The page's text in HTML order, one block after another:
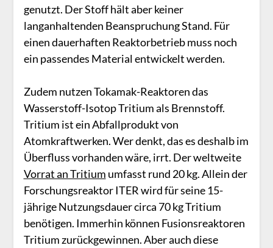
genutzt. Der Stoff hält aber keiner
langanhaltenden Beanspruchung Stand. Für
einen dauerhaften Reaktorbetrieb muss noch
ein passendes Material entwickelt werden.
Zudem nutzen Tokamak-Reaktoren das
Wasserstoff-Isotop Tritium als Brennstoff.
Tritium ist ein Abfallprodukt von
Atomkraftwerken. Wer denkt, das es deshalb im
Überfluss vorhanden wäre, irrt. Der weltweite
Vorrat an Tritium umfasst rund 20 kg. Allein der
Forschungsreaktor ITER wird für seine 15-
jährige Nutzungsdauer circa 70 kg Tritium
benötigen. Immerhin können Fusionsreaktoren
Tritium zurückgewinnen. Aber auch diese